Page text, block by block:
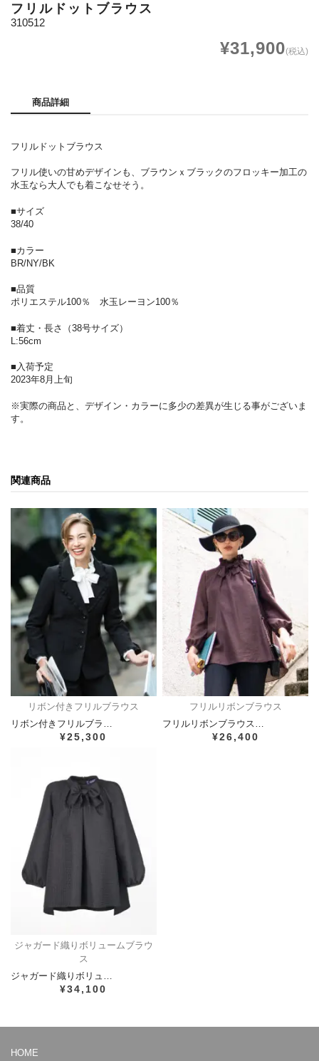
フリルドットブラウス
310512
¥31,900(税込)
商品詳細
フリルドットブラウス
フリル使いの甘めデザインも、ブラウンｘブラックのフロッキー加工の
水玉なら大人でも着こなせそう。
■サイズ
38/40
■カラー
BR/NY/BK
■品質
ポリエステル100％ 水玉レーヨン100％
■着丈・長さ（38号サイズ）
L:56cm
■入荷予定
2023年8月上旬
※実際の商品と、デザイン・カラーに多少の差異が生じる事がございま
す。
関連商品
リボン付きフリルブラウス
リボン付きフリルブラ…
¥25,300
フリルリボンブラウス
フリルリボンブラウス…
¥26,400
ジャガード織りボリュームブラウ
ス
ジャガード織りボリュ…
¥34,100
HOME